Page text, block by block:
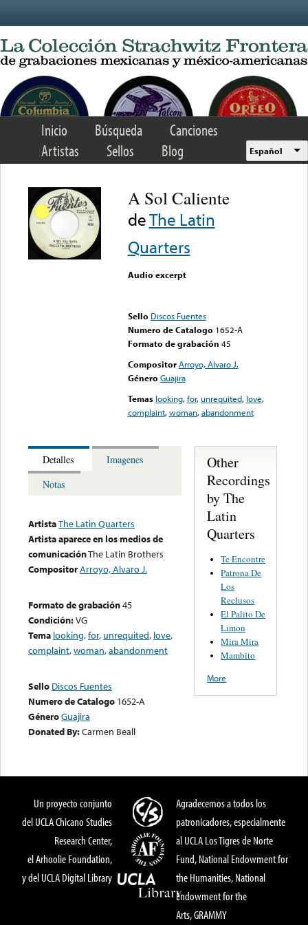
Inicio Búsqueda
Canciones
Artistas
Sellos Blog Español
A Sol Caliente
deThe Latin
Quarters
Audio excerpt
Sello Discos Fuentes
Numero de Catalogo 1652-A
Formato de grabación 45
Compositor Arroyo, Alvaro J.
Género Guajira
Temas looking,for,unrequited, love,
complaint,woman,abandonment
Detalles
Imagenes
Notas
ArtistaThe Latin Quarters
Artista aparece en los medios de
comunicaciónThe Latin Brothers
CompositorArroyo, Alvaro J.
Formato de grabación45
Condición:VG
Tema looking,for, unrequited, love,
complaint,woman,abandonment
Sello Discos Fuentes
Numero de Catalogo 1652-A
GéneroGuajira
Donated By:Carmen Beall
Other
Recordings
by The
Latin
Quarters
Te Encontre
Patrona De
Los
Reclusos
El Palito De
Limon
Mira Mira
Mambito
More
Un proyecto conjunto
del UCLA Chicano Studies
Research Center,
el Arhoolie Foundation,
y del UCLA Digital Library
Agradecemos a todos los
patronicadores, especialmente
al UCLA Los Tigres de Norte
Fund, National Endowment for
the Humanities, National
Endowment for the
Arts, GRAMMY